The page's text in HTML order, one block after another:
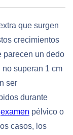
que surgen
crecimientos
parecen un dedo
superan 1 cm
ser
durante
examen pélvico o
casos, los